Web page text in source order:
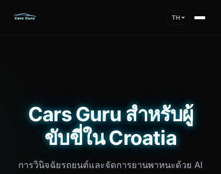
TH
Cars Guru สำหรับผู้
ขับขี่ใน Croatia
การวินิจฉัยรถยนต์และจัดการยานพาหนะด้วย AI